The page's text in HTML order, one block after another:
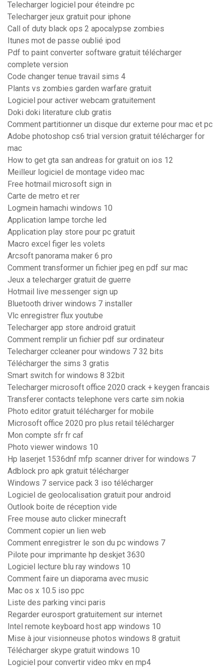
Telecharger logiciel pour éteindre pc
Telecharger jeux gratuit pour iphone
Call of duty black ops 2 apocalypse zombies
Itunes mot de passe oublié ipod
Pdf to paint converter software gratuit télécharger
complete version
Code changer tenue travail sims 4
Plants vs zombies garden warfare gratuit
Logiciel pour activer webcam gratuitement
Doki doki literature club gratis
Comment partitionner un disque dur externe pour mac et pc
Adobe photoshop cs6 trial version gratuit télécharger for
mac
How to get gta san andreas for gratuit on ios 12
Meilleur logiciel de montage video mac
Free hotmail microsoft sign in
Carte de metro et rer
Logmein hamachi windows 10
Application lampe torche led
Application play store pour pc gratuit
Macro excel figer les volets
Arcsoft panorama maker 6 pro
Comment transformer un fichier jpeg en pdf sur mac
Jeux a telecharger gratuit de guerre
Hotmail live messenger sign up
Bluetooth driver windows 7 installer
Vlc enregistrer flux youtube
Telecharger app store android gratuit
Comment remplir un fichier pdf sur ordinateur
Telecharger ccleaner pour windows 7 32 bits
Télécharger the sims 3 gratis
Smart switch for windows 8 32bit
Telecharger microsoft office 2020 crack + keygen francais
Transferer contacts telephone vers carte sim nokia
Photo editor gratuit télécharger for mobile
Microsoft office 2020 pro plus retail télécharger
Mon compte sfr fr caf
Photo viewer windows 10
Hp laserjet 1536dnf mfp scanner driver for windows 7
Adblock pro apk gratuit télécharger
Windows 7 service pack 3 iso télécharger
Logiciel de geolocalisation gratuit pour android
Outlook boite de réception vide
Free mouse auto clicker minecraft
Comment copier un lien web
Comment enregistrer le son du pc windows 7
Pilote pour imprimante hp deskjet 3630
Logiciel lecture blu ray windows 10
Comment faire un diaporama avec music
Mac os x 10.5 iso ppc
Liste des parking vinci paris
Regarder eurosport gratuitement sur internet
Intel remote keyboard host app windows 10
Mise à jour visionneuse photos windows 8 gratuit
Télécharger skype gratuit windows 10
Logiciel pour convertir video mkv en mp4